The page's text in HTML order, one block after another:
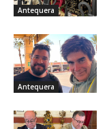
Antequera
Antequera